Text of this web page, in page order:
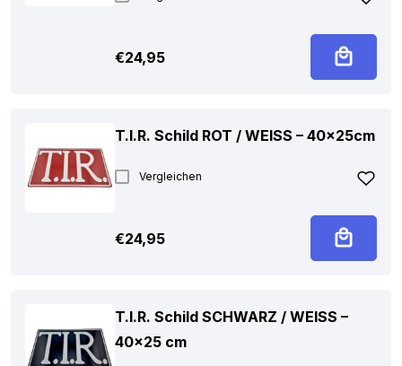
€24,95
T.I.R. Schild ROT / WEISS – 40x25cm
Vergleichen
€24,95
T.I.R. Schild SCHWARZ / WEISS –
40×25 cm